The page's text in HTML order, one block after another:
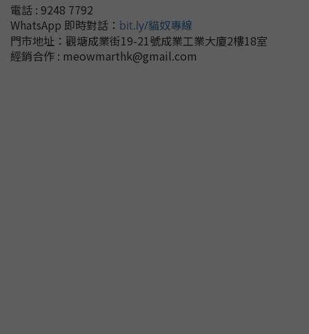
電話 : 9248 7792
WhatsApp 即時對話 ： bit.ly/貓奴專線
門市地址： 觀塘成業街19-21號成業工業大廈2樓18室
經銷合作 : meowmarthk@gmail.com